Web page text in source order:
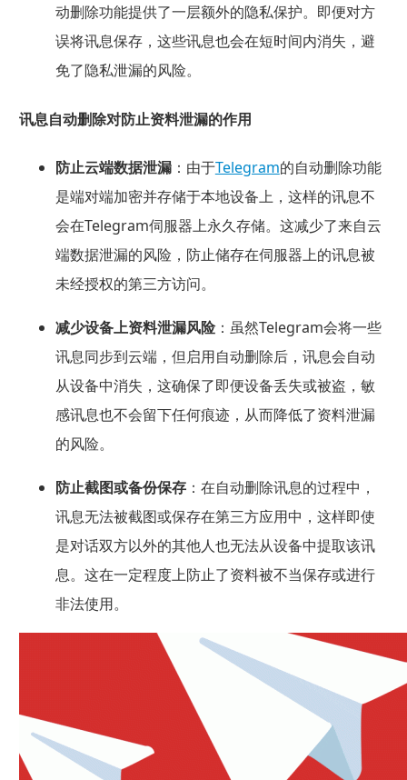
动删除功能提供了一层额外的隐私保护。即便对方
误将讯息保存，这些讯息也会在短时间内消失，避
免了隐私泄漏的风险。
讯息自动删除对防止资料泄漏的作用
防止云端数据泄漏：由于Telegram的自动删除功能
是端对端加密并存储于本地设备上，这样的讯息不
会在Telegram伺服器上永久存储。这减少了来自云
端数据泄漏的风险，防止储存在伺服器上的讯息被
未经授权的第三方访问。
减少设备上资料泄漏风险：虽然Telegram会将一些
讯息同步到云端，但启用自动删除后，讯息会自动
从设备中消失，这确保了即便设备丢失或被盗，敏
感讯息也不会留下任何痕迹，从而降低了资料泄漏
的风险。
防止截图或备份保存：在自动删除讯息的过程中，
讯息无法被截图或保存在第三方应用中，这样即使
是对话双方以外的其他人也无法从设备中提取该讯
息。这在一定程度上防止了资料被不当保存或进行
非法使用。